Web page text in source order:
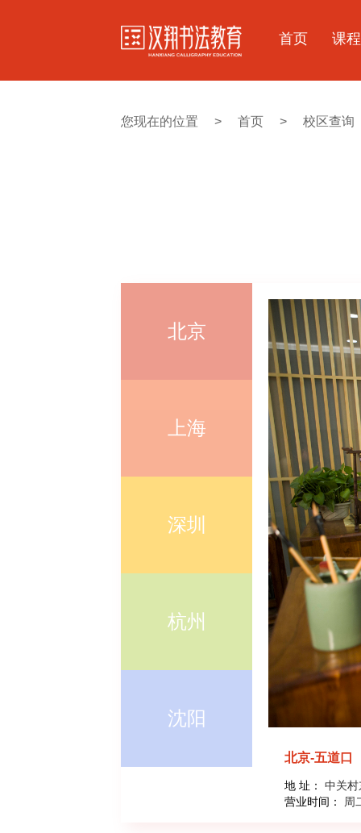
首页 课
您现在的位置 > 首页 > 校区查询
北京
上海
深圳
杭州
沈阳
北京-五道口
地 址：
中关
营业时间：
周